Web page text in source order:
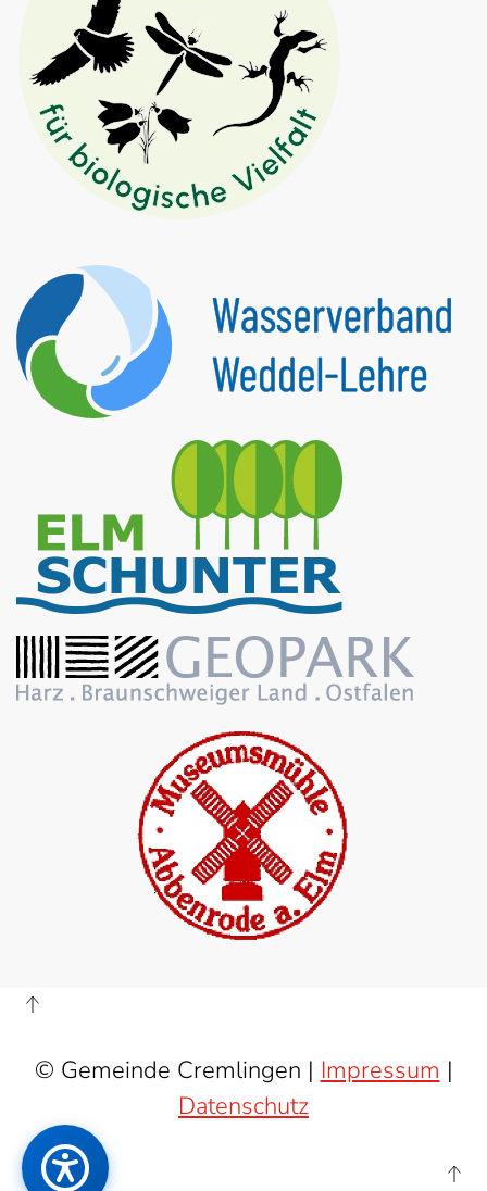
© Gemeinde Cremlingen | Impressum |
Datenschutz